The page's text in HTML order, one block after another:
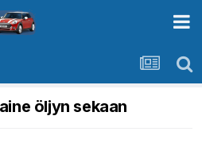
öljyn sekaan